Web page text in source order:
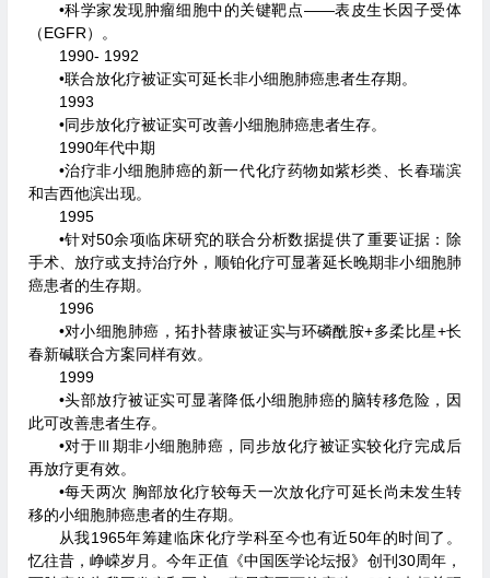
•科学家发现肿瘤细胞中的关键靶点——表皮生长因子受体
（EGFR）。
1990- 1992
•联合放化疗被证实可延长非小细胞肺癌患者生存期。
1993
•同步放化疗被证实可改善小细胞肺癌患者生存。
1990年代中期
•治疗非小细胞肺癌的新一代化疗药物如紫杉类、长春瑞滨
和吉西他滨出现。
1995
•针对50余项临床研究的联合分析数据提供了重要证据：除
手术、放疗或支持治疗外，顺铂化疗可显著延长晚期非小细胞肺
癌患者的生存期。
1996
•对小细胞肺癌，拓扑替康被证实与环磷酰胺+多柔比星+长
春新碱联合方案同样有效。
1999
•头部放疗被证实可显著降低小细胞肺癌的脑转移危险，因
此可改善患者生存。
•对于Ⅲ期非小细胞肺癌，同步放化疗被证实较化疗完成后
再放疗更有效。
•每天两次 胸部放化疗较每天一次放化疗可延长尚未发生转
移的小细胞肺癌患者的生存期。
从我1965年筹建临床化疗学科至今也有近50年的时间了。
忆往昔，峥嵘岁月。今年正值《中国医学论坛报》创刊30周年，